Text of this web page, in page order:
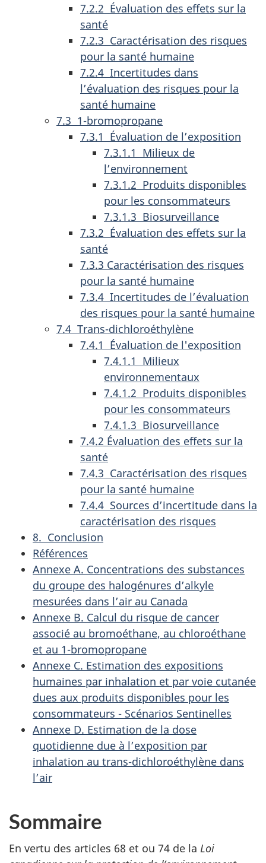
7.2.2 Évaluation des effets sur la
santé
7.2.3 Caractérisation des risques
pour la santé humaine
7.2.4 Incertitudes dans
l’évaluation des risques pour la
santé humaine
7.3 1-bromopropane
7.3.1 Évaluation de l’exposition
7.3.1.1 Milieux de
l’environnement
7.3.1.2 Produits disponibles
pour les consommateurs
7.3.1.3 Biosurveillance
7.3.2 Évaluation des effets sur la
santé
7.3.3 Caractérisation des risques
pour la santé humaine
7.3.4 Incertitudes de l’évaluation
des risques pour la santé humaine
7.4 Trans-dichloroéthylène
7.4.1 Évaluation de l'exposition
7.4.1.1 Milieux
environnementaux
7.4.1.2 Produits disponibles
pour les consommateurs
7.4.1.3 Biosurveillance
7.4.2 Évaluation des effets sur la
santé
7.4.3 Caractérisation des risques
pour la santé humaine
7.4.4 Sources d’incertitude dans la
caractérisation des risques
8. Conclusion
Références
Annexe A. Concentrations des substances
du groupe des halogénures d’alkyle
mesurées dans l’air au Canada
Annexe B. Calcul du risque de cancer
associé au bromoéthane, au chloroéthane
et au 1-bromopropane
Annexe C. Estimation des expositions
humaines par inhalation et par voie cutanée
dues aux produits disponibles pour les
consommateurs - Scénarios Sentinelles
Annexe D. Estimation de la dose
quotidienne due à l’exposition par
inhalation au trans-dichloroéthylène dans
l’air
Sommaire
En vertu des articles 68 et ou 74 de la Loi